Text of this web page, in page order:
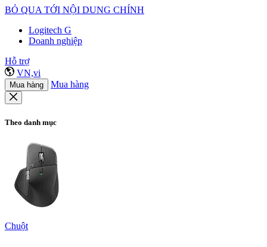
BỎ QUA TỚI NỘI DUNG CHÍNH
Logitech G
Doanh nghiệp
Hỗ trợ
VN,vi
Mua hàng Mua hàng
Theo danh mục
Chuột